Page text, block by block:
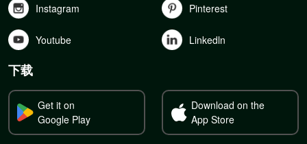
Instagram Pinterest
Youtube Linkedln
下载
Get it on
Google Play
Download on the
App Store